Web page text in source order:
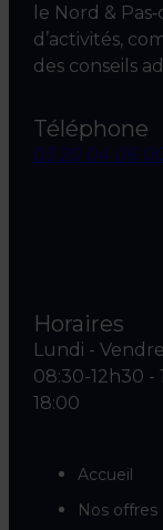
le Nord &
d’activités,
des conseils
Téléphone
03 20 04 06
Horaires
Lundi -
08:30-12h30 -
18:00
Accueil
Nos offres